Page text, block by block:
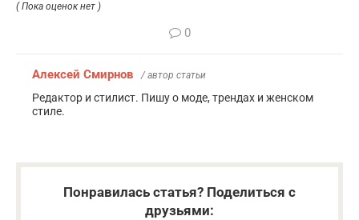
( Пока оценок нет )
0
Алексей Смирнов / автор статьи
Редактор и стилист. Пишу о моде, трендах и женском
стиле.
Понравилась статья? Поделиться с
друзьями: